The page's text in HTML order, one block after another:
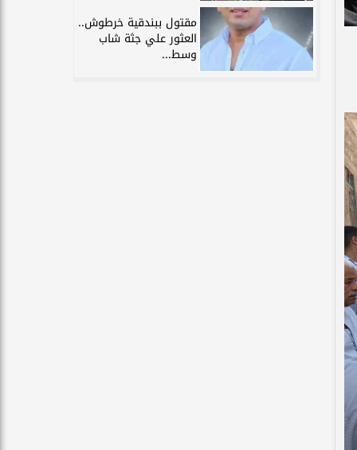
مقتول ببندقية خرطوش..
العثور علي جثة شاب
وسط...